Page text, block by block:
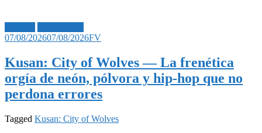
07/08/202607/08/2026FV
Kusan: City of Wolves — La frenética
orgía de neón, pólvora y hip-hop que no
perdona errores
Tagged Kusan: City of Wolves